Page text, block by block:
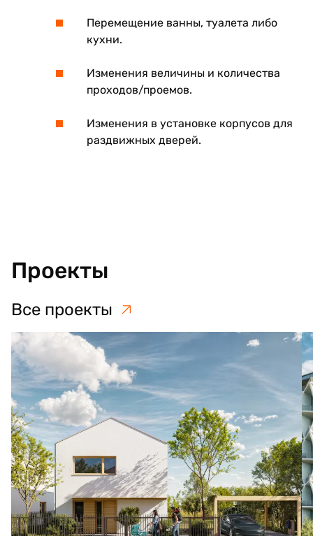
Перемещение ванны, туалета либо
кухни.
Изменения величины и количества
проходов/проемов.
Изменения в установке корпусов для
раздвижных дверей.
Проекты
Все проекты